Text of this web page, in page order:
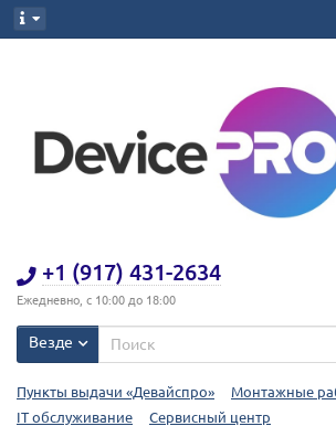
+1 (917) 431-2634
Ежедневно, с 10:00 до 18:00
Везде
Пункты выдачи «Девайспро»
Монтажные
IT обслуживание
Сервисный центр